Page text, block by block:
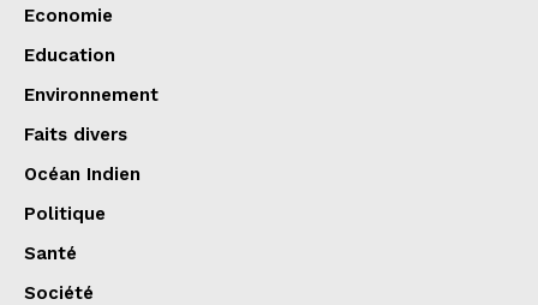
Economie
Education
Environnement
Faits divers
Océan Indien
Politique
Santé
Société